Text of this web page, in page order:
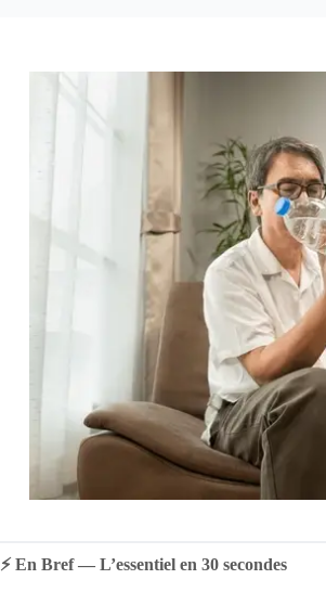
⚡ En Bref — L’essentiel en 30 secondes